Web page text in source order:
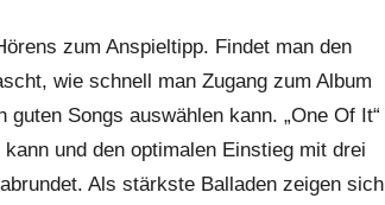
zum Anspieltipp. Findet man den
wie schnell man Zugang zum Album
Songs auswählen kann. „One Of It“
und den optimalen Einstieg mit drei
Als stärkste Balladen zeigen sich